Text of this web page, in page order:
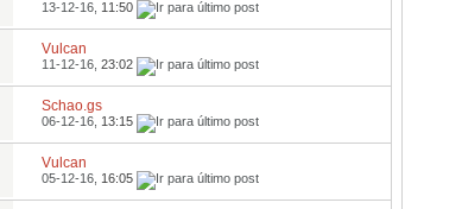
13-12-16, 11:50
Vulcan
11-12-16,23:02
Schao.gs
06-12-16, 13:15
Vulcan
05-12-16, 16:05